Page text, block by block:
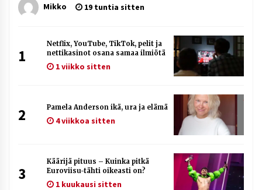
Mikko 19 tuntia sitten
1
Netflix, YouTube, TikTok, pelit ja
nettikasinot osana samaa ilmiötä
1 viikko sitten
2 Pamela Anderson ikä, ura ja elämä
4 viikkoa sitten
3
Käärijä pituus – Kuinka pitkä
Euroviisu-tähti oikeasti on?
1 kuukausi sitten